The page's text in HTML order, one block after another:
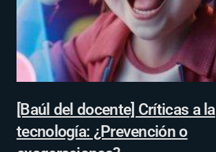
[Baúl del docente] Críticas a la
tecnología: ¿Prevención o